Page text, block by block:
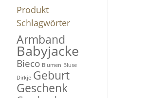
Produkt
Schlagwörter
Armband
Babyjacke
Bieco Blumen Bluse
Dirkje Geburt
Geschenk